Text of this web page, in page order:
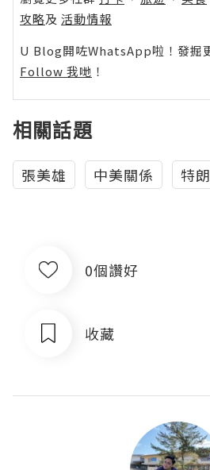
攻略及 活動情報
U Blog開咗WhatsApp啦！發掘
Follow 我哋 ！
相關話題
張美雄 中美關係 特
0個讚好
收藏